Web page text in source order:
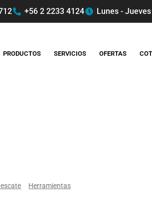
+56 2 2233 4124 Lunes -
PRODUCTOS SERVICIOS OFERTAS
Herramientas